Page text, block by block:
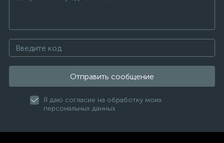
Отправить сообщение
Я даю согласие на обработку моих
персональных данных